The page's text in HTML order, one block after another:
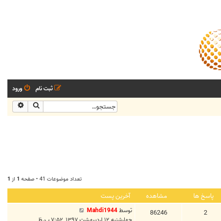
ورود ثبت نام
جستجو
تعداد موضوعات 41 • صفحه 1 از 1
پاسخ ها مشاهده
آخرین پست
2
86246 توسطMahdi1944